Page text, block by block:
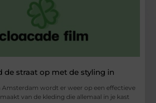
de straat op met de styling in
Amsterdam wordt er weer op een effectieve
van de kleding die allemaal in je kast